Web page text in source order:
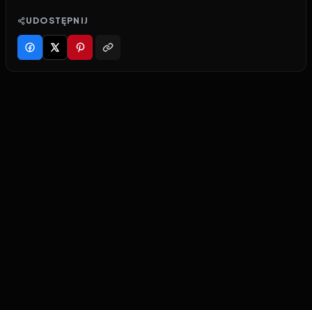
UDOSTĘPNIJ